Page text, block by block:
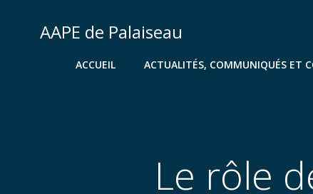
contenuAAPE de Palaiseau
ACCUEIL ACTUALITÉS, COMMUNIQUÉS ET
Le rôle